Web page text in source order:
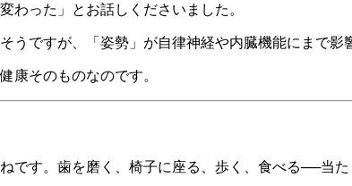
わった」とお話しくださいました。
うですが、「姿勢」が自律神経や内臓機能にまで影
康そのものなのです。
です。歯を磨く、椅子に座る、歩く、食べる──当